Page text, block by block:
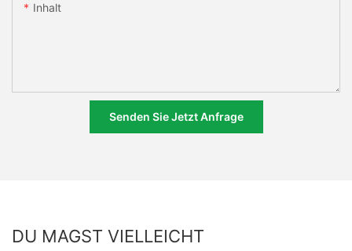
Inhalt
Senden Sie Jetzt Anfrage
DU MAGST VIELLEICHT